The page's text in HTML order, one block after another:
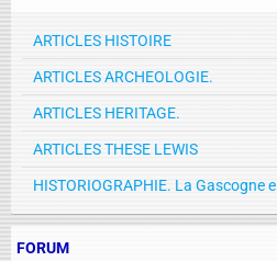
ARTICLES HISTOIRE
ARTICLES ARCHEOLOGIE.
ARTICLES HERITAGE.
ARTICLES THESE LEWIS
HISTORIOGRAPHIE. La Gascogne e
FORUM